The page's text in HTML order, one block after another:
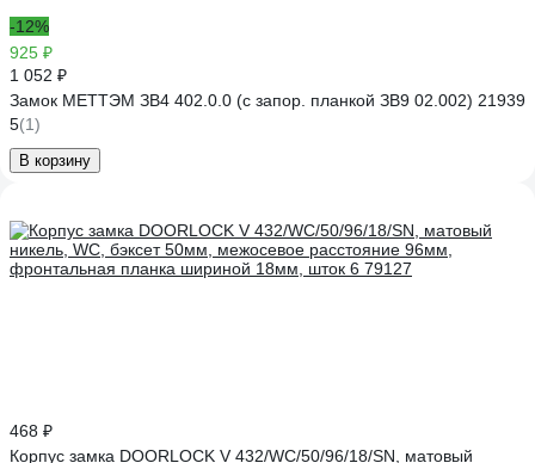
-12%
925 ₽
1 052 ₽
Замок МЕТТЭМ ЗВ4 402.0.0 (с запор. планкой ЗВ9 02.002) 21939
5(1)
В корзину
468 ₽
Корпус замка DOORLOCK V 432/WC/50/96/18/SN, матовый